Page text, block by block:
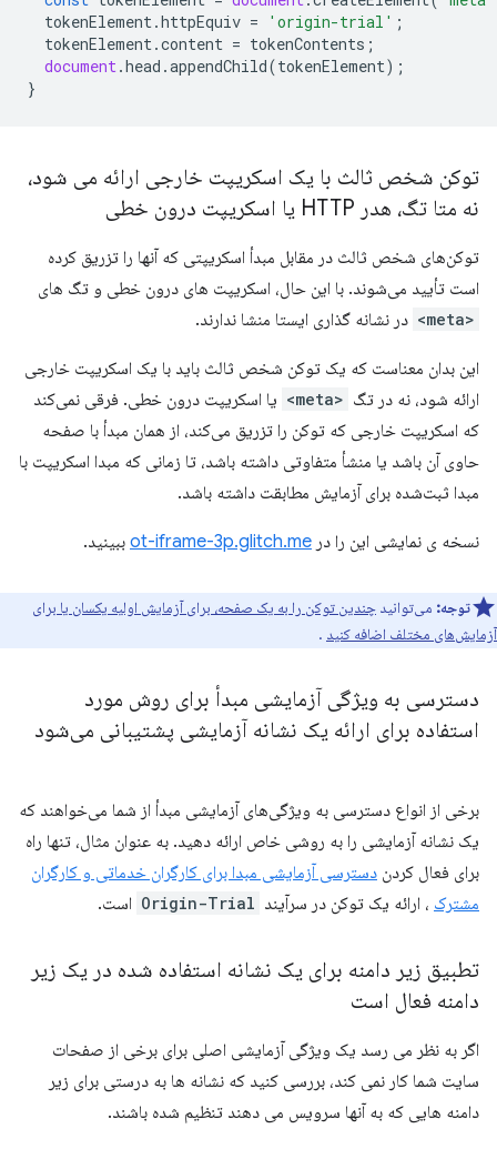
tokenElement.httpEquiv = 'origin-trial' ;
tokenElement.content = tokenContents ;
document.head .appendChild(tokenElement);
}
توکن شخص ثالث با یک اسکریپت خارجی ارائه می شود،
نه متا تگ، هدر HTTP یا اسکریپت درون خطی
توکن‌های شخص ثالث در مقابل مبدأ اسکریپتی که آنها را تزریق کرده
است تأیید می‌شوند. با این حال، اسکریپت های درون خطی و تگ های
<meta> در نشانه گذاری ایستا منشا ندارند.
این بدان معناست که یک توکن شخص ثالث باید با یک اسکریپت خارجی
ارائه شود، نه در تگ <meta>
یا اسکریپت درون خطی. فرقی نمی‌کند
که اسکریپت خارجی که توکن را تزریق می‌کند، از همان مبدأ با صفحه
حاوی آن باشد یا منشأ متفاوتی داشته باشد، تا زمانی که مبدا اسکریپت با
مبدا ثبت‌شده برای آزمایش مطابقت داشته باشد.
نسخه ی نمایشی این را در ot-iframe-3p.glitch.me ببینید.
توجه: می‌توانید چندین توکن را به یک صفحه، برای آزمایش اولیه یکسان یا برای
آزمایش‌های مختلف اضافه کنید .
دسترسی به ویژگی آزمایشی مبدأ برای روش مورد
استفاده برای ارائه یک نشانه آزمایشی پشتیبانی می‌شود
برخی از انواع دسترسی به ویژگی‌های آزمایشی مبدأ از شما می‌خواهند که
یک نشانه آزمایشی را به روشی خاص ارائه دهید. به عنوان مثال، تنها راه
برای فعال کردن دسترسی آزمایشی مبدا برای کارگران خدماتی و کارگران
مشترک ، ارائه یک توکن در سرآیند Origin-Trial است.
تطبیق زیر دامنه برای یک نشانه استفاده شده در یک زیر
دامنه فعال است
اگر به نظر می رسد یک ویژگی آزمایشی اصلی برای برخی از صفحات
سایت شما کار نمی کند، بررسی کنید که نشانه ها به درستی برای زیر
دامنه هایی که به آنها سرویس می دهند تنظیم شده باشند.